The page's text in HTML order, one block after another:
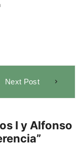
Next Post
I y Alfonso
”